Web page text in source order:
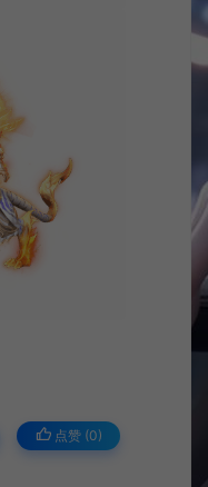
点赞 (0)